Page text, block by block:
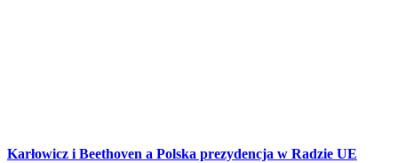
Karłowicz i Beethoven a Polska prezydencja w Radzie UE